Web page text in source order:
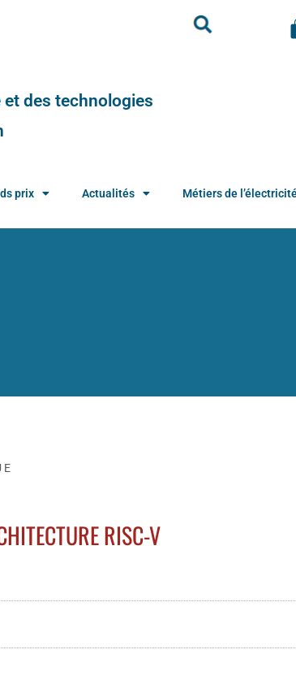
des technologies
prix Actualités Métiers de
RISC-V